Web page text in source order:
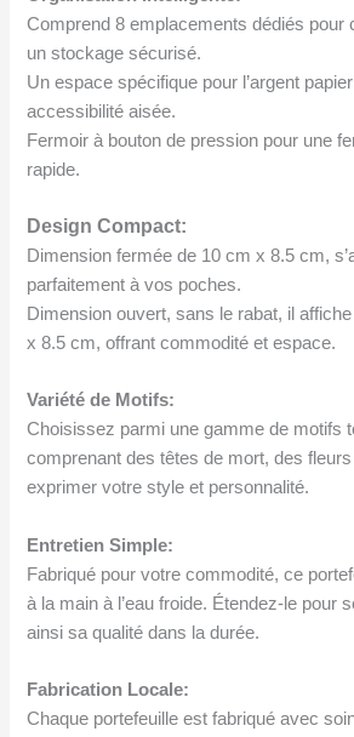
Comprend 8 emplacements dédiés pour
un stockage sécurisé.
Un espace spécifique pour l’argent
accessibilité aisée.
Fermoir à bouton de pression pour une
rapide.
Design Compact:
Dimension fermée de 10 cm x 8.5 cm,
parfaitement à vos poches.
Dimension ouvert, sans le rabat, il
x 8.5 cm, offrant commodité et espace.
Variété de Motifs:
Choisissez parmi une gamme de motifs
comprenant des têtes de mort, des
exprimer votre style et personnalité.
Entretien Simple:
Fabriqué pour votre commodité, ce
à la main à l’eau froide. Étendez-le pour
ainsi sa qualité dans la durée.
Fabrication Locale:
Chaque portefeuille est fabriqué avec